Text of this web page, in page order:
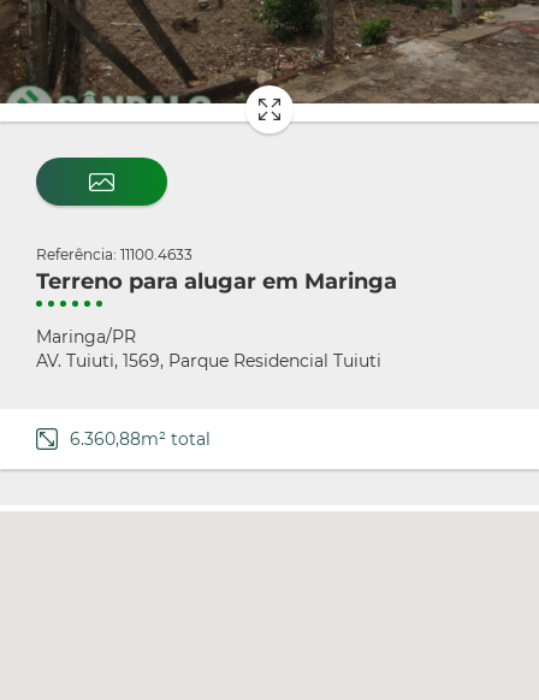
Referência: 11100.4633
Terreno para alugar em Maringa
Maringa/PR
AV. Tuiuti, 1569, Parque Residencial Tuiuti
6.360,88m² total